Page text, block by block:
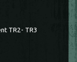
TR2- TR3